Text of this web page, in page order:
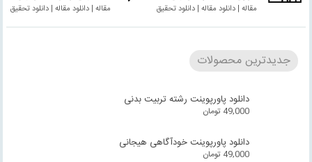
مقاله | دانلود مقاله | دانلود تحقیق
مقاله | دانلود مقاله | دانلود تحقیق
جدیدترین محصولات
دانلود پاورپوینت رشته تربیت بدنی
49,000 تومان
دانلود پاورپوینت خودآگاهی هیجانی
49,000 تومان